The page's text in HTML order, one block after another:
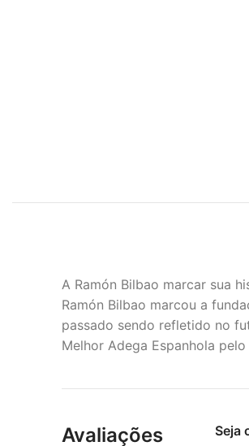
A Ramón Bilbao marcar sua
Ramón Bilbao marcou a
passado sendo refletido no
Melhor Adega Espanhola
Avaliações Seja